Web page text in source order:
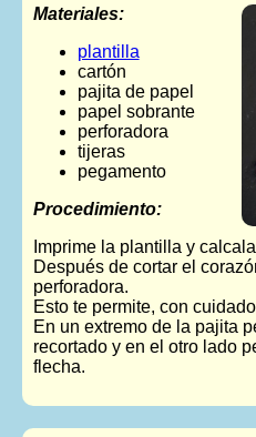
Materiales:
plantilla
cartón
pajita de papel
papel sobrante
perforadora
tijeras
pegamento
Procedimiento:
Imprime la plantilla y
Después de cortar el
perforadora.
Esto te permite, con
En un extremo de la pajita
recortado y en el otro lado
flecha.